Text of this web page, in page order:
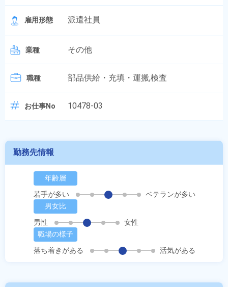
雇用形態 派遣社員
業種 その他
職種 部品供給・充填・運搬,検査
お仕事No 10478-03
勤務先情報
年齢層
若手が多い
ベテランが多い
男女比
男性
女性
職場の様子
落ち着きがある
活気がある